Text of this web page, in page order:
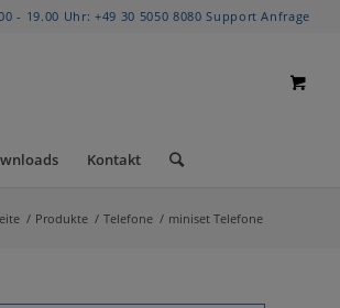
- 19.00 Uhr: +49 30 5050 8080 Support Anfrage
Kontakt
/ Produkte / Telefone / miniset Telefone